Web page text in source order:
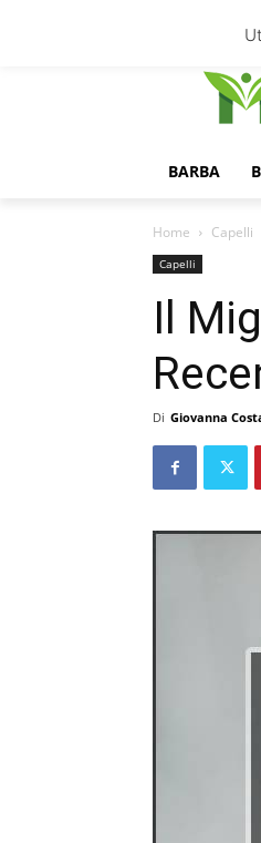
BARBA
Home Capelli
Capelli
Il
Di Giovanna